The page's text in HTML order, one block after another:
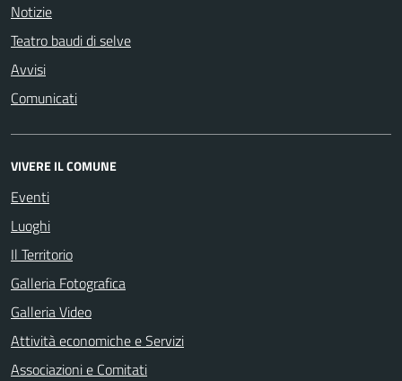
Notizie
Teatro baudi di selve
Avvisi
Comunicati
VIVERE IL COMUNE
Eventi
Luoghi
Il Territorio
Galleria Fotografica
Galleria Video
Attività economiche e Servizi
Associazioni e Comitati